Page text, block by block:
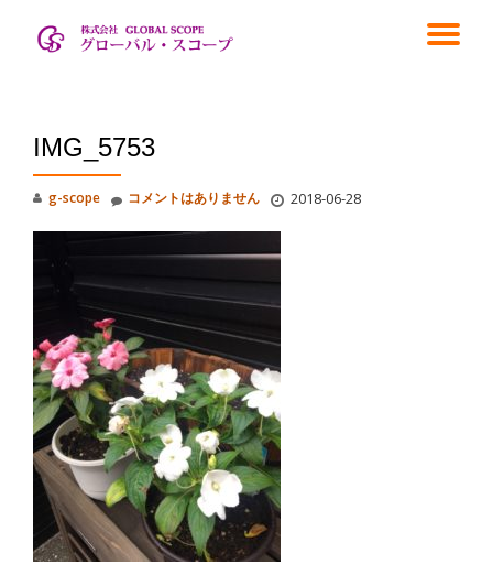
ナ
IMG_5753
g-scope 2018-06-28
コメントはありません